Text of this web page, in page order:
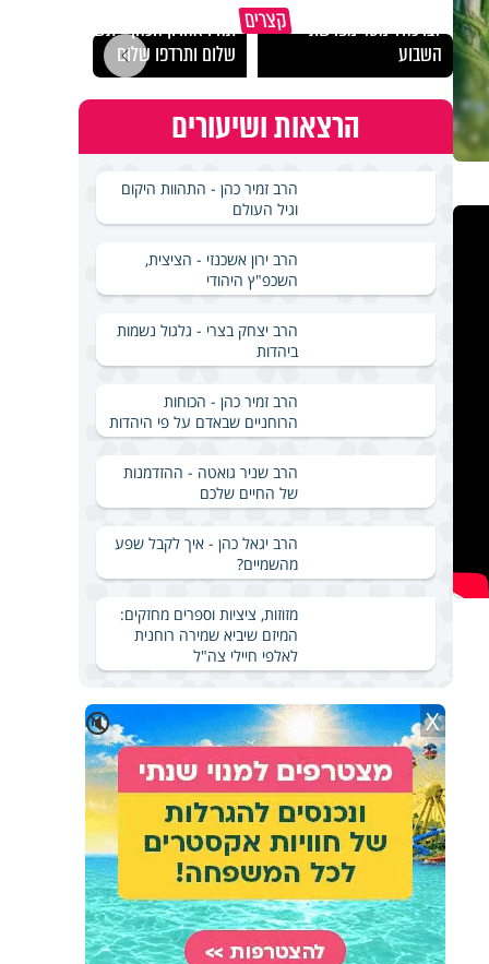
קצרים
לברכה? מסר מפרשת
השבוע
תהיו אהרון הכהן - תשכינו
שלום ותרדפו שלום
הרצאות ושיעורים
הרב זמיר כהן - התהוות היקום
וגיל העולם
הרב ירון אשכנזי - הציצית,
השכפ"ץ היהודי
הרב יצחק בצרי - גלגול נשמות
ביהדות
הרב זמיר כהן - הכוחות
הרוחניים שבאדם על פי היהדות
הרב שניר גואטה - ההזדמנות
של החיים שלכם
הרב יגאל כהן - איך לקבל שפע
מהשמיים?
מזוזות, ציציות וספרים מחזקים:
המיזם שיביא שמירה רוחנית
לאלפי חיילי צה"ל
🔇 X